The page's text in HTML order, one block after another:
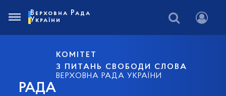
РАДА
КОМІТЕТ
З ПИТАНЬ СВОБОДИ СЛОВА
ВЕРХОВНА РАДА УКРАЇНИ
Верховна Рада
України